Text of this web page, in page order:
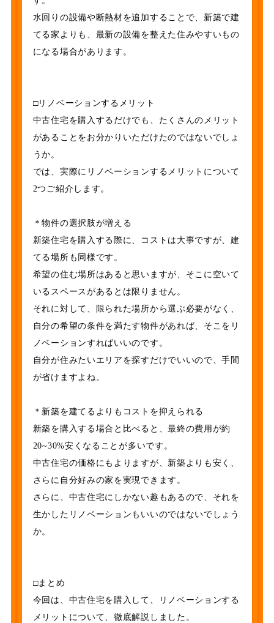
水回りの設備や断熱材を追加することで、新築で建
てる家よりも、最新の設備を整えた住みやすいもの
になる場合があります。
□リノベーションするメリット
中古住宅を購入するだけでも、たくさんのメリット
があることをお分かりいただけたのではないでしょ
うか。
では、実際にリノベーションするメリットについて
2つご紹介します。
＊物件の選択肢が増える
新築住宅を購入する際に、コストは大事ですが、建
てる場所も同様です。
希望の住む場所はあると思いますが、そこに空いて
いるスペースがあるとは限りません。
それに対して、限られた場所から選ぶ必要がなく、
自分の希望の条件を満たす物件があれば、そこをリ
ノベーションすればいいのです。
自分が住みたいエリアを探すだけでいいので、手間
が省けますよね。
＊新築を建てるよりもコストを抑えられる
新築を購入する場合と比べると、最終の費用が約
20~30%安くなることが多いです。
中古住宅の価格にもよりますが、新築よりも安く、
さらに自分好みの家を実現できます。
さらに、中古住宅にしかない趣もあるので、それを
生かしたリノベーションもいいのではないでしょう
か。
□まとめ
今回は、中古住宅を購入して、リノベーションする
メリットについて、徹底解説しました。